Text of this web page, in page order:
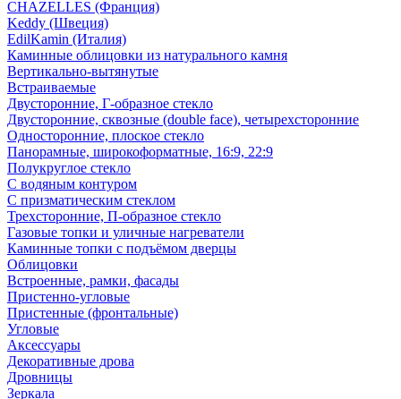
CHAZELLES (Франция)
Keddy (Швеция)
EdilKamin (Италия)
Каминные облицовки из натурального камня
Вертикально-вытянутые
Встраиваемые
Двусторонние, Г-образное стекло
Двусторонние, сквозные (double face), четырехсторонние
Односторонние, плоское стекло
Панорамные, широкоформатные, 16:9, 22:9
Полукруглое стекло
С водяным контуром
С призматическим стеклом
Трехсторонние, П-образное стекло
Газовые топки и уличные нагреватели
Каминные топки с подъёмом дверцы
Облицовки
Встроенные, рамки, фасады
Пристенно-угловые
Пристенные (фронтальные)
Угловые
Аксессуары
Декоративные дрова
Дровницы
Зеркала